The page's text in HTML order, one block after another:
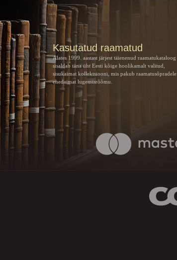
Kasutatud raamatud
Alates 1999. aastast järjest täienenud raamatukataloog
sisaldab täna üht Eesti kõige hoolikamalt valitud,
sisukaimat kollektsiooni, mis pakub raamatusõpradele
ehedaimat lugemisrõõmu.